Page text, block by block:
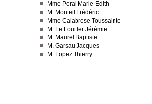
Mme Peral Marie-Edith
M. Monteil Frédéric
Mme Calabrese Toussainte
M. Le Fouiller Jérémie
M. Maurel Baptiste
M. Garsau Jacques
M. Lopez Thierry